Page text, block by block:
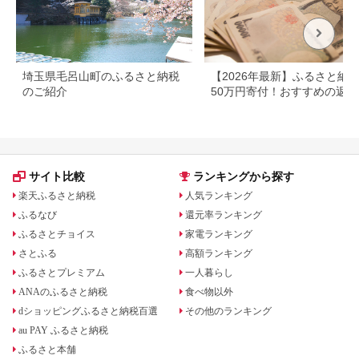
ンウィーク 北海道 標
津町
埼玉県毛呂山町のふるさと納税
のご紹介
【2026年最新】ふるさと納
50万円寄付！おすすめの返
サイト比較
楽天ふるさと納税
ふるなび
ふるさとチョイス
さとふる
ふるさとプレミアム
ANAのふるさと納税
dショッピングふるさと納税百選
au PAY ふるさと納税
ふるさと本舗
ランキングから探す
人気ランキング
還元率ランキング
家電ランキング
高額ランキング
一人暮らし
食べ物以外
その他のランキング